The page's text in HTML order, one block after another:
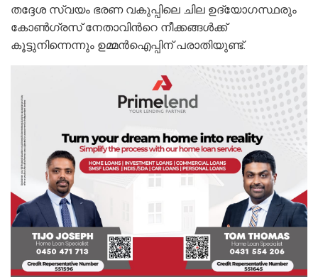
തദ്ദേശ സ്വയം ഭരണ വകുപ്പിലെ ചില ഉദ്യോഗസ്ഥരും
കോണ്‍ഗ്രസ് നേതാവിന്‍റെ നീക്കങ്ങള്‍ക്ക്
കൂട്ടുനിന്നെന്നും ഉമ്മന്‍ഐപ്പിന് പരാതിയുണ്ട്.